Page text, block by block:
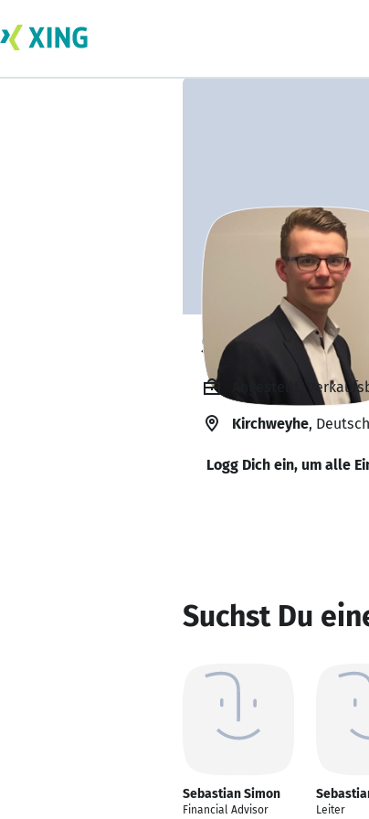
Sebastian
Angestellt,
Kirchweyhe,
Logg Dich ein, um alle
Suchst Du
Sebastian Simon
Financial Advisor
Leiter